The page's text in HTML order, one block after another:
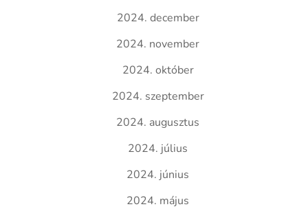
2024. december
2024. november
2024. október
2024. szeptember
2024. augusztus
2024. július
2024. június
2024. május